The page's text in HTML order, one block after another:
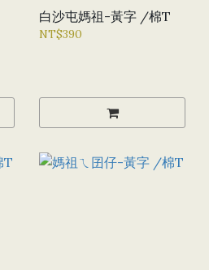
白沙屯媽祖-黃字 /棉T
NT$390